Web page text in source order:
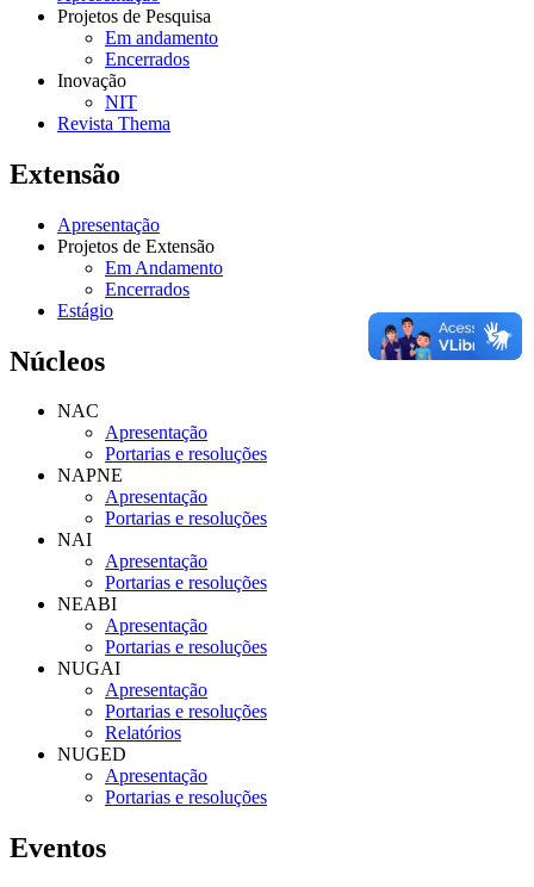
Projetos de Pesquisa
Em andamento
Encerrados
Inovação
NIT
Revista Thema
Extensão
Apresentação
Projetos de Extensão
Em Andamento
Encerrados
Estágio
Núcleos
NAC
Apresentação
Portarias e resoluções
NAPNE
Apresentação
Portarias e resoluções
NAI
Apresentação
Portarias e resoluções
NEABI
Apresentação
Portarias e resoluções
NUGAI
Apresentação
Portarias e resoluções
Relatórios
NUGED
Apresentação
Portarias e resoluções
Eventos